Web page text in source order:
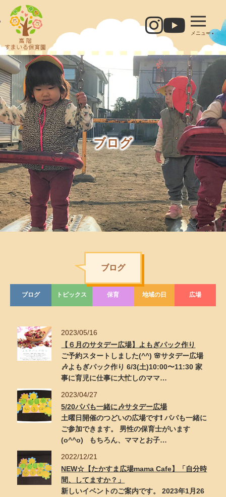
メニュー
ブログ
ブログ
ブログ トピックス 保育 地域の日 広場
2023/05/16
【６月のサタデー広場】よもぎパック作り
ご予約スタートしました(^^) 🌸サタデー広場
🎶よもぎパック作り 6/3(土)10:00〜11:30 家
事に育児に仕事に大忙しのママ…
2023/04/27
5/20パパも一緒に🎶サタデー広場
土曜日開催のつどいの広場です❗️ パパも一緒に
ご参加できます。 男性の保育士がいます
(o^^o) もちろん、ママとお子…
2022/12/21
NEW☆【たかすま広場mama Cafe】「自分時
間、してますか？」
新しいイベントのご案内です。 2023年1月26